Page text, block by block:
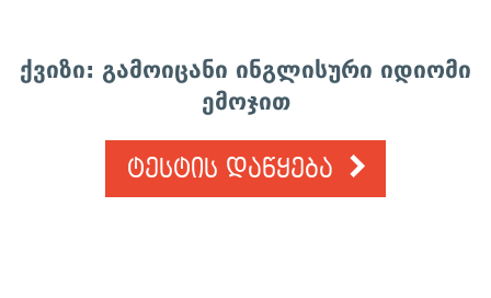
ქვიზი: ⁠გამოიცანი ინგლისური იდიომი
ემოჯით
ტესტის დაწყება